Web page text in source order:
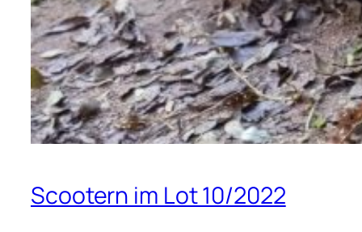
Scootern im Lot 10/2022